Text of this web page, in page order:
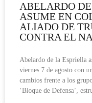
ABELARDO
ASUME EN
ALIADO DE
CONTRA EL
Abelardo de la Espriella
viernes 7 de agosto con
cambios frente a los
‘Bloque de Defensa’,